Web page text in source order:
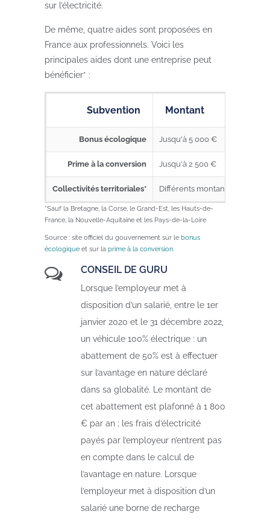
sur l’électricité.
De même, quatre aides sont proposées en
France aux professionnels. Voici les
principales aides dont une entreprise peut
bénéficier* :
Subvention Montant
Bonus écologique Jusqu'à 5 000 €
Prime à la conversion Jusqu'à 2 500 €
Collectivités territoriales* Différents montants en
*Sauf la Bretagne, la Corse, le Grand-Est, les Hauts-de-
France, la Nouvelle-Aquitaine et les Pays-de-la-Loire
Source : site officiel du gouvernement sur le bonus
écologique et sur la prime à la conversion
CONSEIL DE GURU
Lorsque l’employeur met à
disposition d’un salarié, entre le 1er
janvier 2020 et le 31 décembre 2022,
un véhicule 100% électrique : un
abattement de 50% est à effectuer
sur l’avantage en nature déclaré
dans sa globalité. Le montant de
cet abattement est plafonné à 1 800
€ par an ; les frais d’électricité
payés par l’employeur n’entrent pas
en compte dans le calcul de
l’avantage en nature. Lorsque
l’employeur met à disposition d’un
salarié une borne de recharge